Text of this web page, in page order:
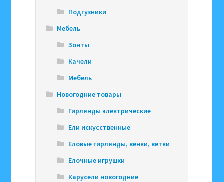
Подгузники
Мебель
Зонты
Качели
Мебель
Новогодние товары
Гирлянды электрические
Ели искусственные
Еловые гирлянды, венки, ветки
Елочные игрушки
Карусели новогодние